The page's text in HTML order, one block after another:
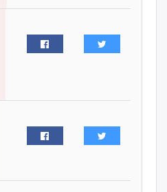
долларын санхүүжилтийн
эцсийн гэрээг есдүгээр сард
байгуулбал Тавантолгойн
Ханын материалд эхний
ээлжийн 6 блок орон сууцны
өчигдѳр